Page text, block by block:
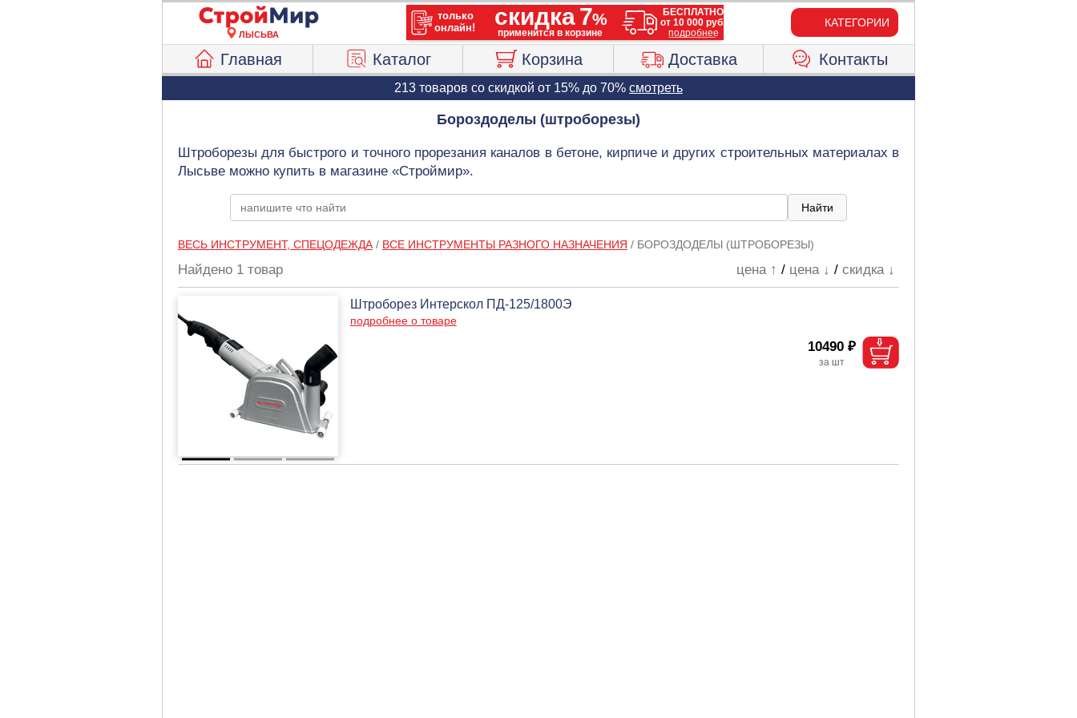
ЛЫСЬВА
КАТЕГОРИИ
Главная Каталог Корзина Доставка Контакты
213 товаров со скидкой от 15% до 70% смотреть
Бороздоделы (штроборезы)
Штроборезы для быстрого и точного прорезания каналов в бетоне, кирпиче и других строительных материалах в
Лысьве можно купить в магазине «Строймир».
ВЕСЬ ИНСТРУМЕНТ, СПЕЦОДЕЖДА/ ВСЕ ИНСТРУМЕНТЫ РАЗНОГО НАЗНАЧЕНИЯ / БОРОЗДОДЕЛЫ (ШТРОБОРЕЗЫ)
Найдено 1 товар цена ↑ / цена ↓ /скидка ↓
Штроборез Интерскол ПД-125/1800Э
подробнее о товаре
10490 ₽